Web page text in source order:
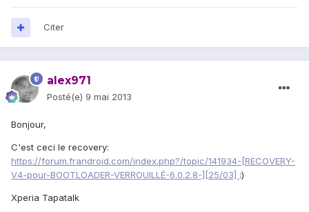
Citer
alex971
Posté(e) 9 mai 2013
Bonjour,
C'est ceci le recovery:
https://forum.frandroid.com/index.php?/topic/141934- [RECOVERY-
V4-pour-BOOTLOADER-VERROUILLÉ-6.0.2.8-][25/03] :)
Xperia Tapatalk